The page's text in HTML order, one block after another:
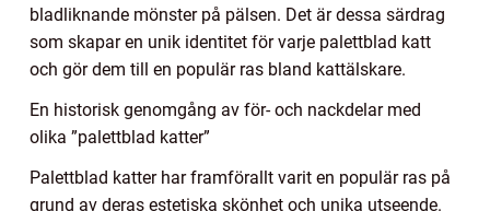
bladliknande mönster på pälsen. Det är dessa särdrag
som skapar en unik identitet för varje palettblad katt
och gör dem till en populär ras bland kattälskare.
En historisk genomgång av för- och nackdelar med
olika ”palettblad katter”
Palettblad katter har framförallt varit en populär ras på
grund av deras estetiska skönhet och unika utseende.